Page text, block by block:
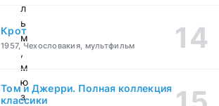
л
ь
м
,
м
ю
з
Крот
1957, Чехословакия, мультфильм
Том и Джерри. Полная коллекция
классики